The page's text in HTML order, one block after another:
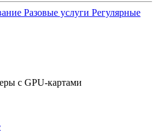
Разовые услуги Регулярные
с GPU-картами